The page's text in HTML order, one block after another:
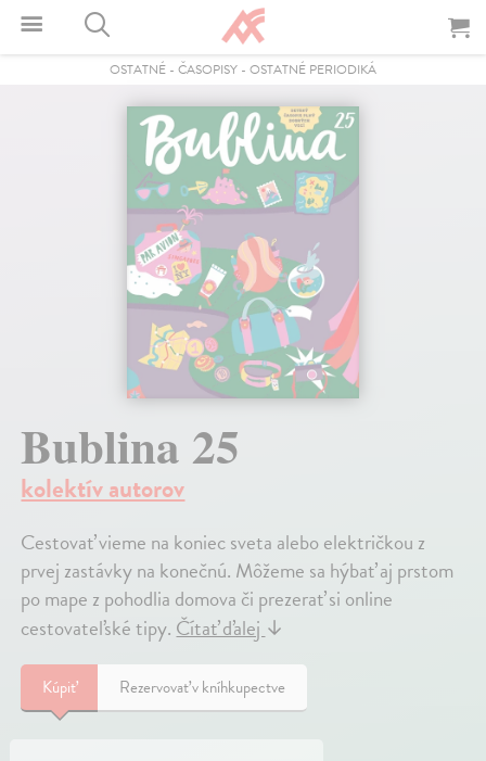
OSTATNÉ - ČASOPISY - OSTATNÉ PERIODIKÁ
Bublina 25
kolektív autorov
Cestovať vieme na koniec sveta alebo električkou z
prvej zastávky na konečnú. Môžeme sa hýbať aj prstom
po mape z pohodlia domova či prezerať si online
cestovateľské tipy.Čítať ďalej↓
Kúpiť Rezervovať v kníhkupectve